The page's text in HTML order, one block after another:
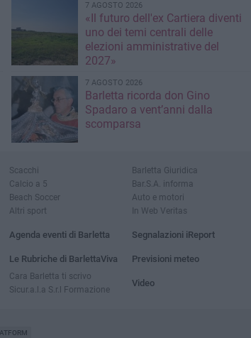
7 AGOSTO 2026
«Il futuro dell'ex Cartiera diventi
uno dei temi centrali delle
elezioni amministrative del
2027»
7 AGOSTO 2026
Barletta ricorda don Gino
Spadaro a vent’anni dalla
scomparsa
Scacchi
Calcio a 5
Beach Soccer
Altri sport
Agenda eventi di Barletta
Le Rubriche di BarlettaViva
Cara Barletta ti scrivo
Sicur.a.l.a S.r.l Formazione
Barletta Giuridica
Bar.S.A. informa
Auto e motori
In Web Veritas
Segnalazioni iReport
Previsioni meteo
Video